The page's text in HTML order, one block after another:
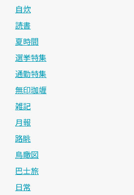
自炊
読書
夏時間
選挙特集
通勤特集
無印珈竰
雑記
月報
路眺
鳥瞰図
巴士旅
日常